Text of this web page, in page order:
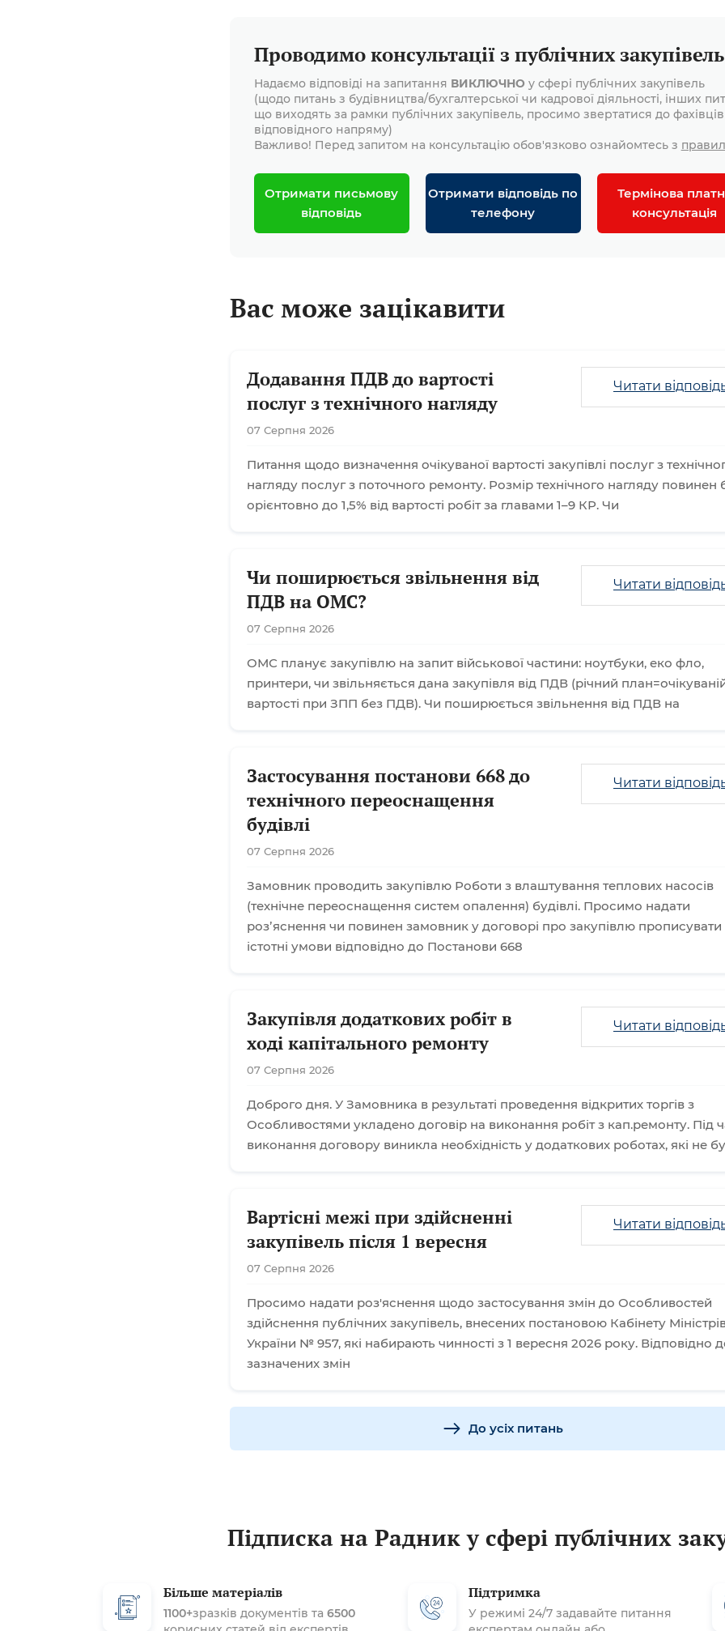
Проводимо консультації з публічних закупівель
Надаємо відповіді на запитання ВИКЛЮЧНО у сфері публічних закупівель
(щодо питань з будівництва/бухгалтерської чи кадрової діяльності, інших
що виходять за рамки публічних закупівель, просимо звертатися до фахівців
відповідного напряму)
Важливо! Перед запитом на консультацію обов'язково ознайомтесь з
Отримати письмову
відповідь
Отримати відповідь по
телефону
Термінова
консультація
Вас може зацікавити
Додавання ПДВ до вартості
послуг з технічного нагляду
07 Серпня 2026
Читати
Питання щодо визначення очікуваної вартості закупівлі послуг з
нагляду послуг з поточного ремонту. Розмір технічного нагляду повинен
орієнтовно до 1,5% від вартості робіт за главами 1–9 КР. Чи
Чи поширюється звільнення від
ПДВ на ОМС?
07 Серпня 2026
Читати
ОМС планує закупівлю на запит військової частини: ноутбуки, еко фло,
принтери, чи звільняється дана закупівля від ПДВ (річний
вартості при ЗПП без ПДВ). Чи поширюється звільнення від ПДВ на
Застосування постанови 668 до
технічного переоснащення
будівлі
07 Серпня 2026
Читати
Замовник проводить закупівлю Роботи з влаштування теплових насосів
(технічне переоснащення систем опалення) будівлі. Просимо надати
розʼяснення чи повинен замовник у договорі про закупівлю прописувати
істотні умови відповідно до Постанови 668
Закупівля додаткових робіт в
ході капітального ремонту
07 Серпня 2026
Читати
Доброго дня. У Замовника в результаті проведення відкритих торгів з
Особливостями укладено договір на виконання робіт з кап.ремонту. Під
виконання договору виникла необхідність у додаткових роботах, які не
Вартісні межі при здійсненні
закупівель після 1 вересня
07 Серпня 2026
Читати
Просимо надати роз'яснення щодо застосування змін до Особливостей
здійснення публічних закупівель, внесених постановою Кабінету
України № 957, які набирають чинності з 1 вересня 2026 року. Відповідно
зазначених змін
До усіх питань
Підписка на Радник у сфері публічних
Більше матеріалів
1100+зразків документів та 6500
Підтримка
У режимі 24/7 задавайте питання